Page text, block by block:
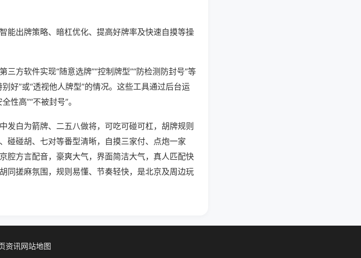
能出牌策略、暗杠优化、提高好牌率及快速自摸等操
方软件实现“随意选牌”“控制牌型”“防检测防封号”等
好”或“透视他人牌型”的情况。这些工具通过后台运
性高”“不被封号”。
发白为箭牌、二五八做将，可吃可碰可杠，胡牌规则
碰碰胡、七对等番型清晰，自摸三家付、点炮一家
腔方言配音，豪爽大气，界面简洁大气，真人匹配快
同搓麻氛围，规则易懂、节奏轻快，是北京及周边玩
资讯网站地图